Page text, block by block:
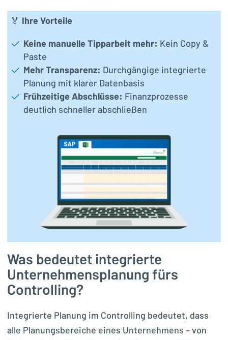
🏅 Ihre Vorteile
Keine manuelle Tipparbeit mehr: Kein Copy &
Paste
Mehr Transparenz: Durchgängige integrierte
Planung mit klarer Datenbasis
Frühzeitige Abschlüsse: Finanzprozesse
deutlich schneller abschließen
Was bedeutet integrierte
Unternehmensplanung fürs
Controlling?
Integrierte Planung im Controlling bedeutet, dass
alle Planungsbereiche eines Unternehmens – von